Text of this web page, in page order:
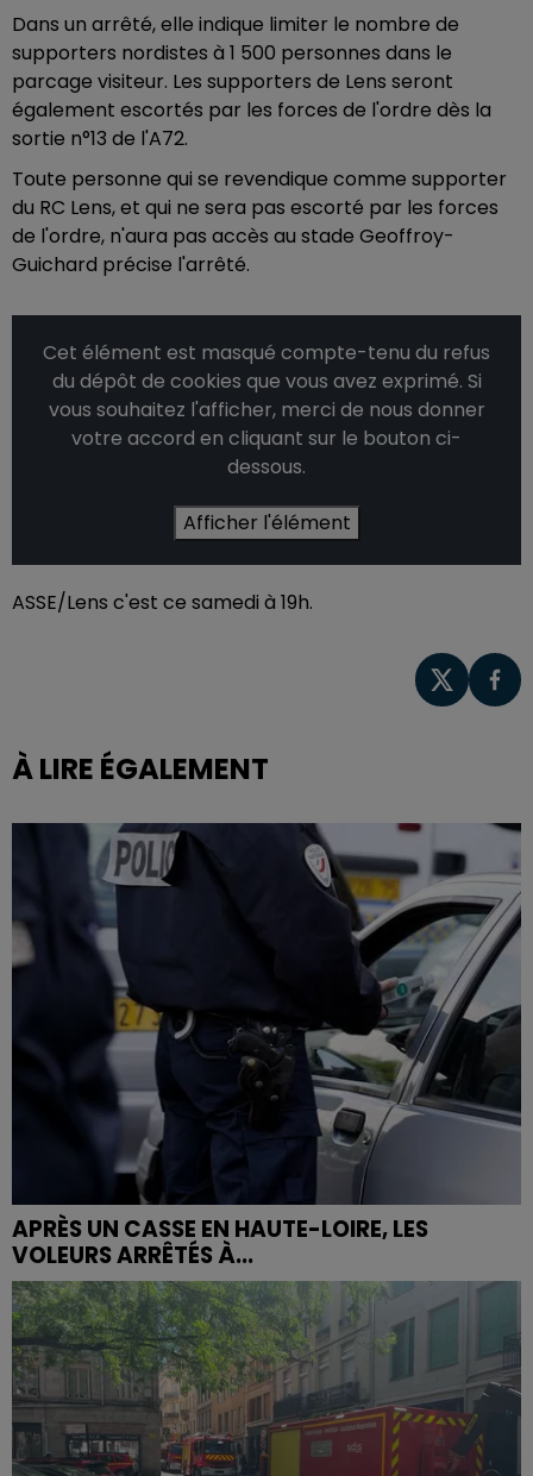
Dans un arrêté, elle indique limiter le nombre de
supporters nordistes à 1 500 personnes dans le
parcage visiteur. Les supporters de Lens seront
également escortés par les forces de l'ordre dès la
sortie n°13 de l'A72.
Toute personne qui se revendique comme supporter
du RC Lens, et qui ne sera pas escorté par les forces
de l'ordre, n'aura pas accès au stade Geoffroy-
Guichard précise l'arrêté.
Cet élément est masqué compte-tenu du refus
du dépôt de cookies que vous avez exprimé. Si
vous souhaitez l'afficher, merci de nous donner
votre accord en cliquant sur le bouton ci-
dessous.
Afficher l'élément
ASSE/Lens c'est ce samedi à 19h.
À LIRE ÉGALEMENT
APRÈS UN CASSE EN HAUTE-LOIRE, LES
VOLEURS ARRÊTÉS À...